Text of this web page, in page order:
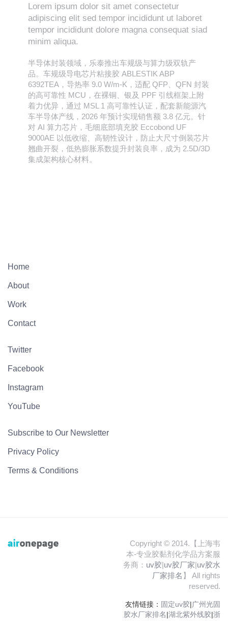
Lorem ipsum dolor sit amet consectetur
adipiscing elit sed tempor incididunt ut laboret
tempor incididunt dolore magna consequat siad
minim aliqua.
半导体封装领域，乐泰推出车规级与算力级双轨产
品。车规级导电芯片粘接胶 ABLESTIK ABP
6392TEA，导热率 9.0 W/m-K，适配 QFP、QFN 封装
的高可靠性 MCU，在裸铜、银及 PPF 引线框架上附
着力优异，通过 MSL 1 高可靠性认证，配套新能源汽
车半导体产线，2026 年预计实现销售额 3.8 亿元。针
对 AI 算力芯片，毛细底部填充胶 Eccobond UF
9000AE 以低收缩、高韧性设计，防止大尺寸倒装芯片
翘曲开裂，低热膨胀系数提升封装良率，成为 2.5D/3D
集成架构核心材料。
Home
About
Work
Contact
Twitter
Facebook
Instagram
YouTube
Subscribe to Our Newsletter
Privacy Policy
Terms & Conditions
Copyright © 2014.【上海韦
本-专业胶黏剂化学品方案服
务商： uv胶|uv胶厂家|uv胶水
厂家排名 】 All rights
reserved.
友情链接： 固定uv胶|广州光固
胶水厂家排名|湖北紫外线胶|浙